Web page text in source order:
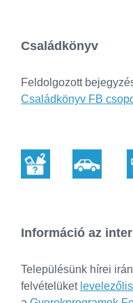
Családkönyv
Feldolgozott
Családkönyv FB
Információ az
Településünk hírei
felvételüket